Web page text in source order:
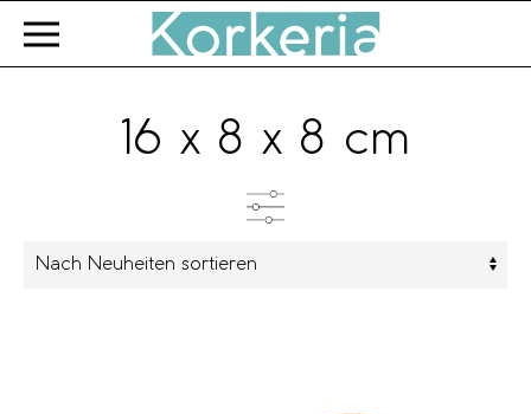
Zum Hauptinhalt springen
16 x 8 x 8 cm
Kategorien